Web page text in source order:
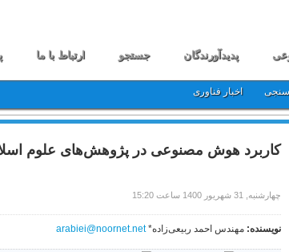
پدیدآورندگان جستجو ارتباط با ما
اخبار فناوری
کاربرد هوش مصنوعی در پژوهش‌های علوم
چهارشنبه, 31 شهریور 1400 ساعت 15:20
نویسنده: مهندس احمد ربیعی‌‌زاده*arabiei@noornet.net